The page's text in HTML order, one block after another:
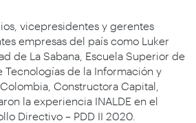
vicepresidentes y gerentes
empresas del país como Luker
de La Sabana, Escuela Superior de
Tecnologías de la Información y
Constructora Capital,
la experiencia INALDE en el
Directivo – PDD II 2020.